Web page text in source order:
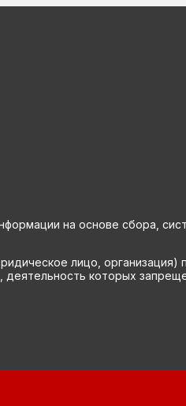
на основе сбора,
лицо, организация)
которых